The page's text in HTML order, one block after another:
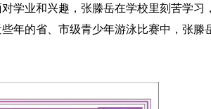
业和兴趣，张滕岳在学校里刻苦学习
年的省、市级青少年游泳比赛中，张滕